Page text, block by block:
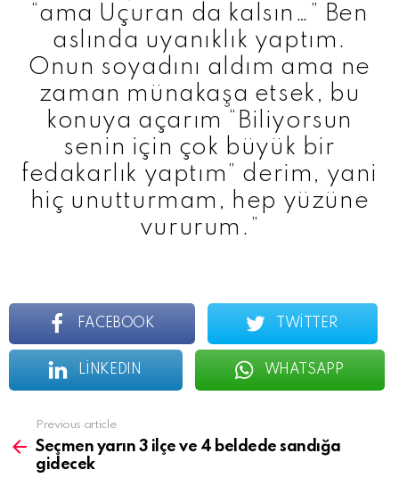
“ama Uçuran da kalsın…” Ben
aslında uyanıklık yaptım.
Onun soyadını aldım ama ne
zaman münakaşa etsek, bu
konuya açarım “Biliyorsun
senin için çok büyük bir
fedakarlık yaptım” derim, yani
hiç unutturmam, hep yüzüne
vururum.”
FACEBOOK TWITTER
LINKEDIN WHATSAPP
more
Previous article
Seçmen yarın 3 ilçe ve 4 beldede sandığa
gidecek